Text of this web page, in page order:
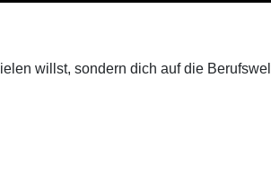
willst, sondern dich auf die